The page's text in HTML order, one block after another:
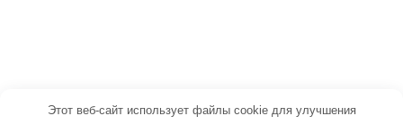
Этот веб-сайт использует файлы cookie для улучшения